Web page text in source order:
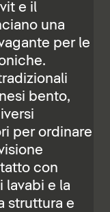
e il
una
per le
bento,
per ordinare
con
lavabi e la
struttura e